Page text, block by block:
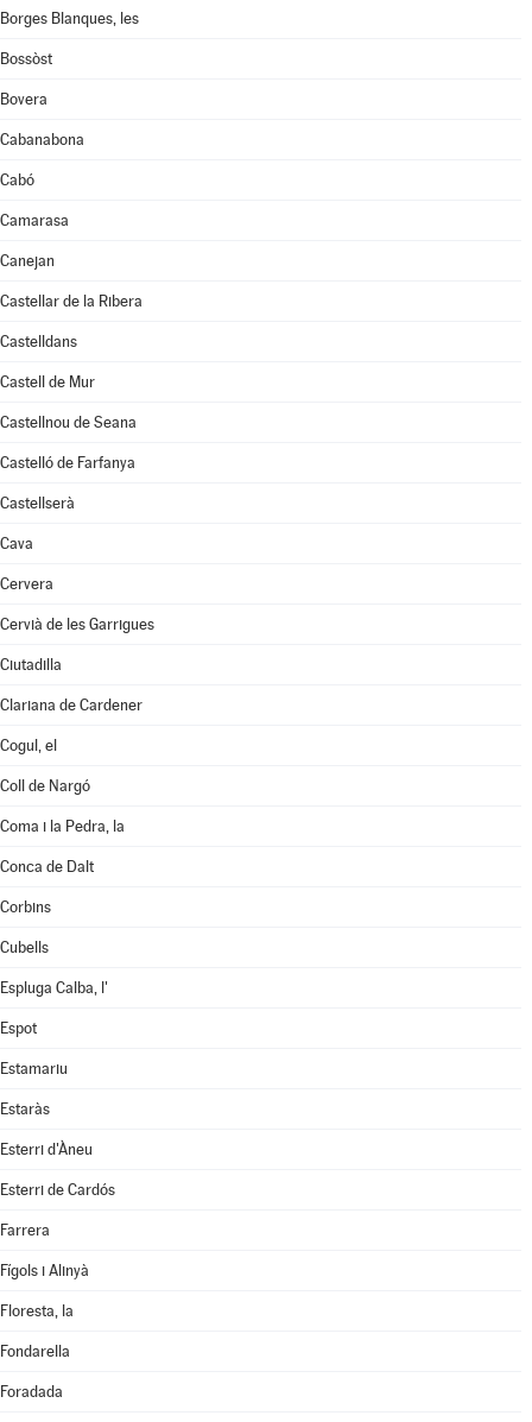
Borges Blanques, les
Bossòst
Bovera
Cabanabona
Cabó
Camarasa
Canejan
Castellar de la Ribera
Castelldans
Castell de Mur
Castellnou de Seana
Castelló de Farfanya
Castellserà
Cava
Cervera
Cervià de les Garrigues
Ciutadilla
Clariana de Cardener
Cogul, el
Coll de Nargó
Coma i la Pedra, la
Conca de Dalt
Corbins
Cubells
Espluga Calba, l'
Espot
Estamariu
Estaràs
Esterri d'Àneu
Esterri de Cardós
Farrera
Fígols i Alinyà
Floresta, la
Fondarella
Foradada